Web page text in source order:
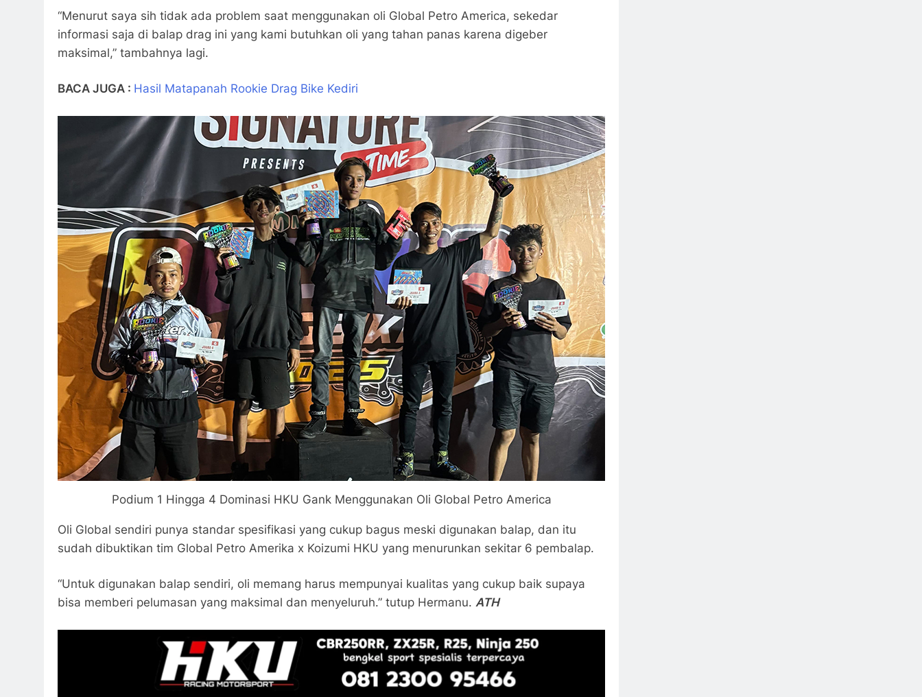
“Menurut saya sih tidak ada problem saat menggunakan oli Global Petro America, sekedar
informasi saja di balap drag ini yang kami butuhkan oli yang tahan panas karena digeber
maksimal,” tambahnya lagi.
BACA JUGA : Hasil Matapanah Rookie Drag Bike Kediri
Podium 1 Hingga 4 Dominasi HKU Gank Menggunakan Oli Global Petro America
Oli Global sendiri punya standar spesifikasi yang cukup bagus meski digunakan balap, dan itu
sudah dibuktikan tim Global Petro Amerika x Koizumi HKU yang menurunkan sekitar 6 pembalap.
“Untuk digunakan balap sendiri, oli memang harus mempunyai kualitas yang cukup baik supaya
bisa memberi pelumasan yang maksimal dan menyeluruh.” tutup Hermanu. ATH